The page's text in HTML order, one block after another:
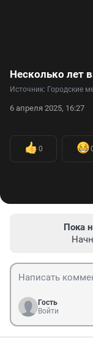
Источник: Городские
6 апреля 2025, 16:27
0
Пока
Гость
Войти